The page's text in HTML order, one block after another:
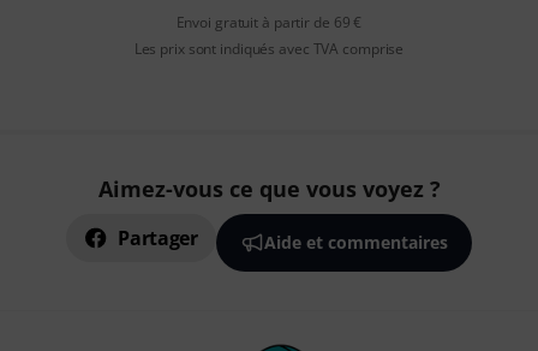
Envoi gratuit à partir de 69 €
Les prix sont indiqués avec TVA comprise
Aimez-vous ce que vous voyez ?
Partager Aide et commentaires